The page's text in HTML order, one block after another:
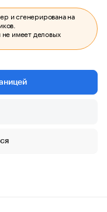
и сгенерирована на
не имеет деловых